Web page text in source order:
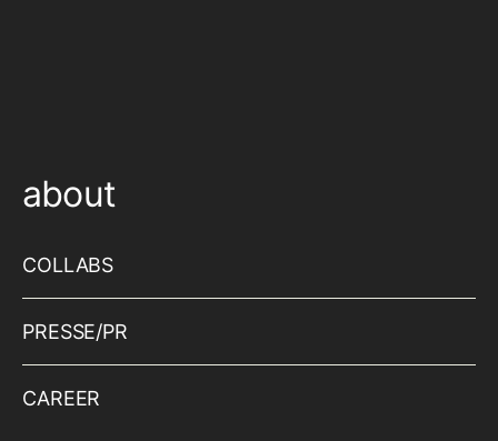
about
COLLABS
PRESSE/PR
CAREER